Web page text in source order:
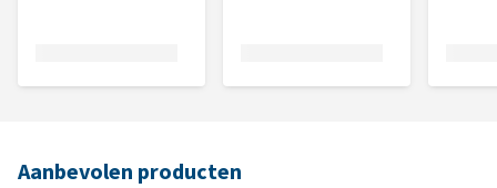
Aanbevolen producten